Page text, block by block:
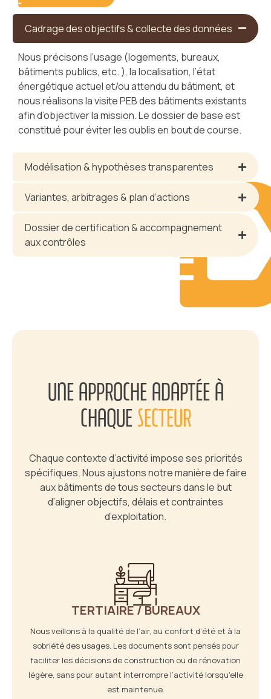
Cadrage des objectifs & collecte des données
Nous précisons l’usage (logements, bureaux,
bâtiments publics, etc. ), la localisation, l’état
énergétique actuel et/ou attendu du bâtiment, et
nous réalisons la visite PEB des bâtiments existants
afin d’objectiver la mission. Le dossier de base est
constitué pour éviter les oublis en bout de course.
Modélisation & hypothèses transparentes
Variantes, arbitrages & plan d’actions
Dossier de certification & accompagnement
aux contrôles
UNE APPROCHE ADAPTÉE À
CHAQUESECTEUR
Chaque contexte d’activité impose ses priorités
spécifiques. Nous ajustons notre manière de faire
aux bâtiments de tous secteurs dans le but
d’aligner objectifs, délais et contraintes
d’exploitation.
TERTIAIRE / BUREAUX
Nous veillons à la qualité de l’air, au confort d’été et à la
sobriété des usages. Les documents sont pensés pour
faciliter les décisions de construction ou de rénovation
légère, sans pour autant interrompre l’activité lorsqu'elle
est maintenue.